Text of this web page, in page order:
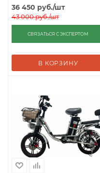
36 450 руб./шт
43 000руб./шт
СВЯЗАТЬСЯ С ЭКСПЕРТОМ
В КОРЗИНУ